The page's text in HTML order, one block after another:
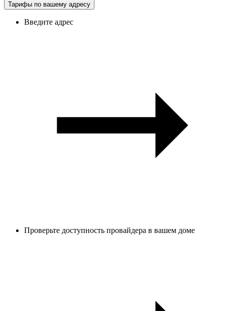
Тарифы по вашему адресу
Введите адрес
Проверьте доступность провайдера в вашем доме